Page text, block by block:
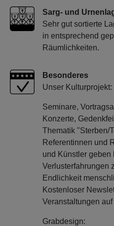
Sarg- und
Sehr gut sortierte
in entsprechend
Räumlichkeiten.
Besonderes
Unser Kulturprojekt:
Seminare,
Konzerte,
Thematik "Sterben/
Referentinnen und
und Künstler geben
Verlusterfahrungen
Endlichkeit
Kostenloser
Veranstaltungen
Grabdesign: